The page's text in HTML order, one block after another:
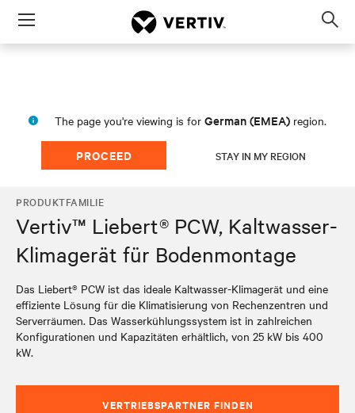
Menu
The page you're viewing is for German (EMEA) region.
PROCEED STAY IN MY REGION
PRODUKTFAMILIE
Vertiv™ Liebert® PCW, Kaltwasser-
Klimagerät für Bodenmontage
Das Liebert® PCW ist das ideale Kaltwasser-Klimagerät und eine
effiziente Lösung für die Klimatisierung von Rechenzentren und
Serverräumen. Das Wasserkühlungssystem ist in zahlreichen
Konfigurationen und Kapazitäten erhältlich, von 25 kW bis 400
kW.
VERTRIEBSPARTNER FINDEN